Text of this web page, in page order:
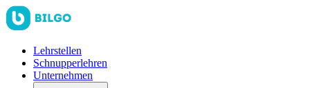
Lehrstellen
Schnupperlehren
Unternehmen